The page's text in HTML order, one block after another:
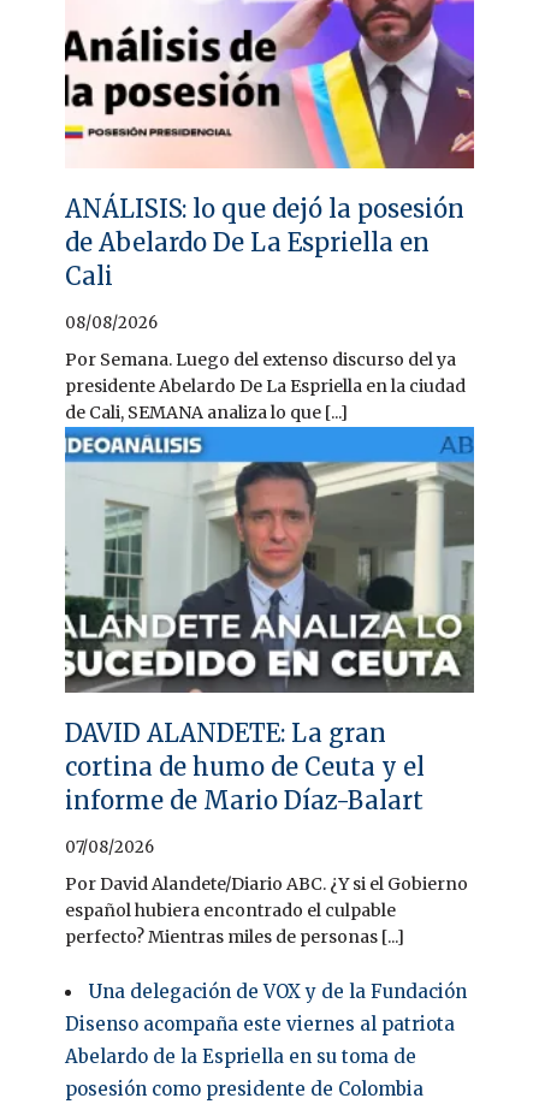
ANÁLISIS: lo que dejó la posesión
de Abelardo De La Espriella en
Cali
08/08/2026
Por Semana. Luego del extenso discurso del ya
presidente Abelardo De La Espriella en la ciudad
de Cali, SEMANA analiza lo que [...]
DAVID ALANDETE: La gran
cortina de humo de Ceuta y el
informe de Mario Díaz-Balart
07/08/2026
Por David Alandete/Diario ABC. ¿Y si el Gobierno
español hubiera encontrado el culpable
perfecto? Mientras miles de personas [...]
Una delegación de VOX y de la Fundación
Disenso acompaña este viernes al patriota
Abelardo de la Espriella en su toma de
posesión como presidente de Colombia